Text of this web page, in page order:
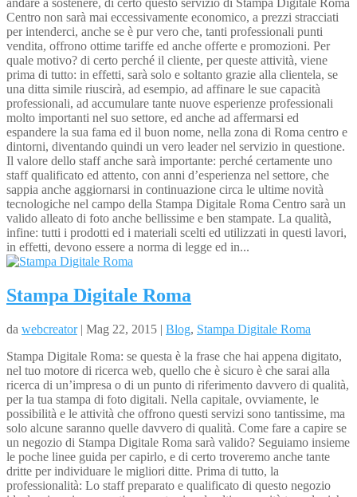
Centro non sarà mai eccessivamente economico, a prezzi stracciati
per intenderci, anche se è pur vero che, tanti professionali punti
vendita, offrono ottime tariffe ed anche offerte e promozioni. Per
quale motivo? di certo perché il cliente, per queste attività, viene
prima di tutto: in effetti, sarà solo e soltanto grazie alla clientela, se
una ditta simile riuscirà, ad esempio, ad affinare le sue capacità
professionali, ad accumulare tante nuove esperienze professionali
molto importanti nel suo settore, ed anche ad affermarsi ed
espandere la sua fama ed il buon nome, nella zona di Roma centro e
dintorni, diventando quindi un vero leader nel servizio in questione.
Il valore dello staff anche sarà importante: perché certamente uno
staff qualificato ed attento, con anni d’esperienza nel settore, che
sappia anche aggiornarsi in continuazione circa le ultime novità
tecnologiche nel campo della Stampa Digitale Roma Centro sarà un
valido alleato di foto anche bellissime e ben stampate. La qualità,
infine: tutti i prodotti ed i materiali scelti ed utilizzati in questi lavori,
in effetti, devono essere a norma di legge ed in...
Stampa Digitale Roma
da webcreator| Mag 22, 2015 | Blog, Stampa Digitale Roma
Stampa Digitale Roma: se questa è la frase che hai appena digitato,
nel tuo motore di ricerca web, quello che è sicuro è che sarai alla
ricerca di un’impresa o di un punto di riferimento davvero di qualità,
per la tua stampa di foto digitali. Nella capitale, ovviamente, le
possibilità e le attività che offrono questi servizi sono tantissime, ma
solo alcune saranno quelle davvero di qualità. Come fare a capire se
un negozio di Stampa Digitale Roma sarà valido? Seguiamo insieme
le poche linee guida per capirlo, e di certo troveremo anche tante
dritte per individuare le migliori ditte. Prima di tutto, la
professionalità: Lo staff preparato e qualificato di questo negozio